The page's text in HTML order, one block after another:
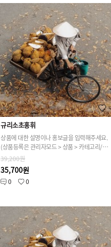
규리소초홍휘
상품에 대한 설명이나 홍보글을 입력해주세요.
(상품등록은 관리자모드 > 상품 > 카테고리/상품관리 > 상품등록 가능)
39,200원
35,700원
0 0